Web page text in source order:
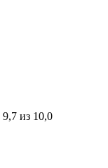
9,7 из 10,0